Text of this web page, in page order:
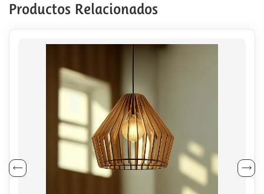
Productos Relacionados